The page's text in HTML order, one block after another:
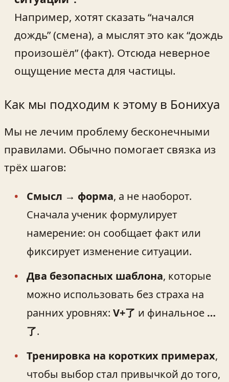
Например, хотят сказать “начался
дождь” (смена), а мыслят это как “дождь
произошёл” (факт). Отсюда неверное
ощущение места для частицы.
Как мы подходим к этому в Бонихуа
Мы не лечим проблему бесконечными
правилами. Обычно помогает связка из
трёх шагов:
Смысл → форма, а не наоборот.
Сначала ученик формулирует
намерение: он сообщает факт или
фиксирует изменение ситуации.
Два безопасных шаблона, которые
можно использовать без страха на
ранних уровнях: V+了 и финальное …
了.
Тренировка на коротких примерах,
чтобы выбор стал привычкой до того,